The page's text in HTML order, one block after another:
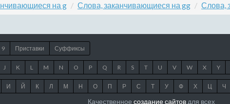
на g Слова, заканчивающиеся на gg Слова,
9 Приставки Суффиксы
J K L M N O P Q R S T U V W X Y
И Й К Л М Н О П Р С Т У Ф Х Ц Ч
Качественное создание сайтовдля всех